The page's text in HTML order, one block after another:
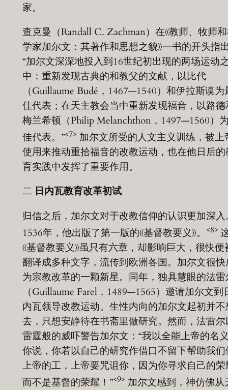
家。
查克曼（Randall C. Zachman）在《教师、牧师
学家加尔文：其著作和思想之貌》一书的开头指
“加尔文深深地投入到16世纪初出现的两场运动
中：重新发现古典的和教父的文献，以比代
（Guillaume Budé，1467—1540）和伊拉斯谟为
佳代表；在天主教会当中重新发现福音，以路德
梅兰希顿（Philip Melanchthon，1497—1560）
佳代表。”<7> 加尔文所受的人文主义训练，被上
使用来推动重拾福音的改教运动，也在他日后的
育实践中发挥了重要作用。
二 日内瓦教育改革初试
归信之后，加尔文对于改教信仰的认识更加深入
1536年，他出版了第一版的《基督教要义》。
<8>
《基督教要义》虽只有六章，却影响巨大，很快便
翻译成多种文字，流传到欧洲各国。加尔文很快
为宗教改革的一颗新星。同年，独具慧眼的法雷
（Guillaume Farel，1489—1565）邀请加尔文到
内瓦领导改教运动。生性内向的加尔文起初并不
去，只想安静待在书斋里做研究。然而，法雷尔
雷霆般的威吓警告加尔文：“我以全能上帝的名
你说，你若以自己的研究作借口不留下帮助我们
上帝的工，上帝要咒诅你，因为你寻求自己的荣
而不是基督的荣耀！”<9> 加尔文感到，神仿佛从